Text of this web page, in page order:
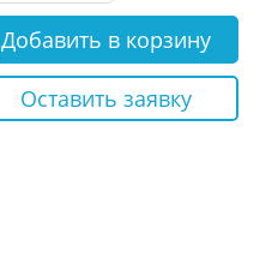
Добавить в корзину
Оставить заявку